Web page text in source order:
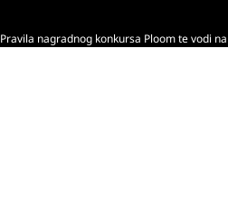
Pravila nagradnog konkursa Ploom te vodi